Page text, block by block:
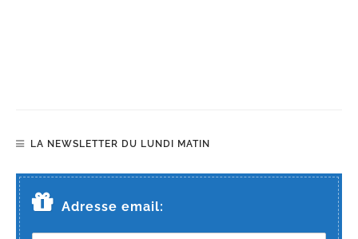
LA NEWSLETTER DU LUNDI MATIN
Adresse email: